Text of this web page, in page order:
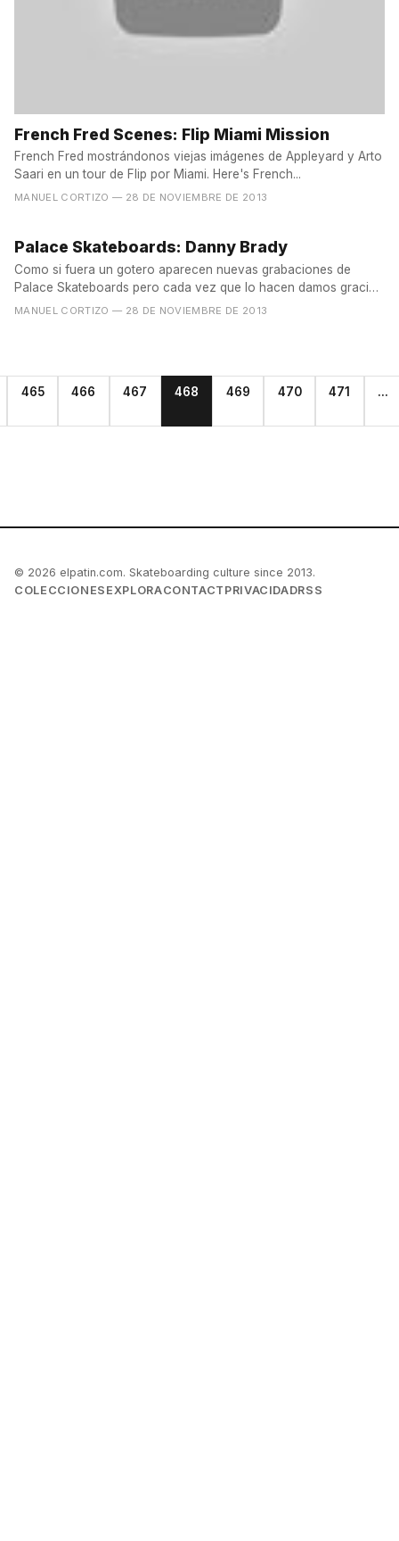
French Fred Scenes: Flip Miami Mission
French Fred mostrándonos viejas imágenes de Appleyard y Arto
Saari en un tour de Flip por Miami. Here's French...
MANUEL CORTIZO — 28 DE NOVIEMBRE DE 2013
Palace Skateboards: Danny Brady
Como si fuera un gotero aparecen nuevas grabaciones de
Palace Skateboards pero cada vez que lo hacen damos gracias
a...
MANUEL CORTIZO — 28 DE NOVIEMBRE DE 2013
465 466 467 468 469 470 471 ...
© 2026 elpatin.com. Skateboarding culture since 2013.
COLECCIONES EXPLORACONTACT PRIVACIDADRSS